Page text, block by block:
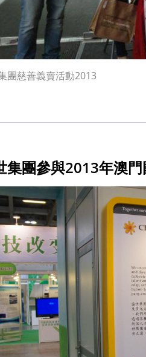
團慈善義賣活動2013
集團參與2013年澳